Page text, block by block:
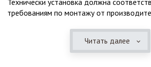
Технически установка должна
требованиям по монтажу от
представления о требованиях ПУЭ, ведь
монтаж может привезти не только к
Читать далее